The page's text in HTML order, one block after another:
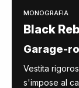
MONOGRAFIA
Black
Garage-
Vestita
s'impose al